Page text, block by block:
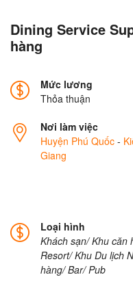
Dining Service
hàng
Mức lương
Thỏa thuận
Nơi làm việc
Huyện Phú Quốc -
Giang
Loại hình
Khách sạn/ Khu căn
Resort/ Khu Du lịch
hàng/ Bar/ Pub